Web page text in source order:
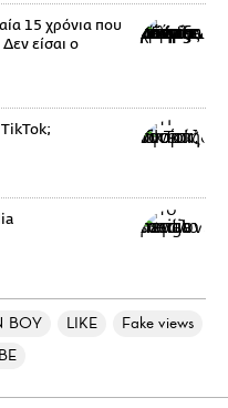
15 χρόνια που
είσαι ο
TikTok;
BOY LIKE
Fake views